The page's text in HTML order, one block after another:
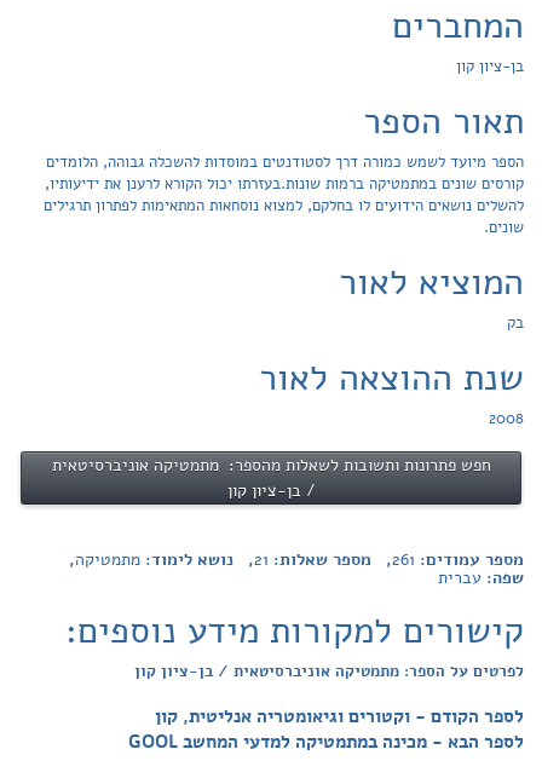
המחברים
בן-ציון קון
תאור הספר
הספר מיועד לשמש כמורה דרך לסטודנטים במוסדות להשכלה גבוהה, הלומדים
קורסים שונים במתמטיקה ברמות שונות.בעזרתו יכול הקורא לרענן את ידיעותיו,
להשלים נושאים הידועים לו בחלקם, למצוא נוסחאות המתאימות לפתרון תרגילים
שונים.
המוציא לאור
בק
שנת ההוצאה לאור
2008
חפש פתרונות ותשובות לשאלות מהספר: מתמטיקה אוניברסיטאית
/ בן-ציון קון
מספר עמודים: 261, מספר שאלות: 21, נושא לימוד: מתמטיקה,
שפה: עברית
קישורים למקורות מידע נוספים:
לפרטים על הספר: מתמטיקה אוניברסיטאית / בן-ציון קון
לספר הקודם - וקטורים וגיאומטריה אנליטית, קון
לספר הבא - מכינה במתמטיקה למדעי המחשב GOOL